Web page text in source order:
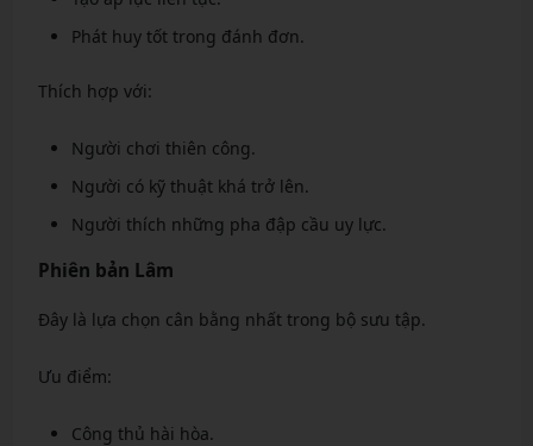
Phát huy tốt trong đánh đơn.
Thích hợp với:
Người chơi thiên công.
Người có kỹ thuật khá trở lên.
Người thích những pha đập cầu uy lực.
Phiên bản Lâm
Đây là lựa chọn cân bằng nhất trong bộ sưu tập.
Ưu điểm:
Công thủ hài hòa.